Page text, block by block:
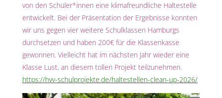
von den Schüler*innen eine klimafreundliche Haltestelle
entwickelt. Bei der Präsentation der Ergebnisse konnten
wir uns gegen vier weitere Schulklassen Hamburgs
durchsetzen und haben 200€ für die Klassenkasse
gewonnen. Vielleicht hat im nächsten Jahr wieder eine
Klasse Lust, an diesem tollen Projekt teilzunehmen.
https://hvv-schulprojekte.de/haltestellen-clean-up-2026/